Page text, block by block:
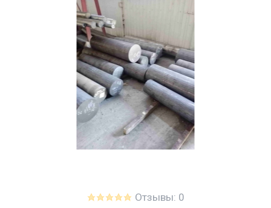
Отзывы: 0